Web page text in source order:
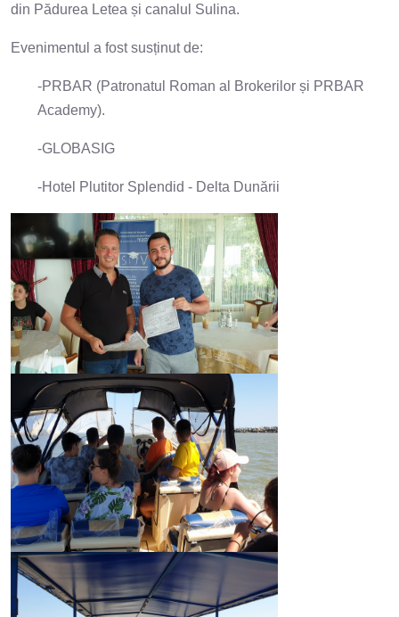
din Pădurea Letea și canalul Sulina.
Evenimentul a fost susținut de:
-PRBAR (Patronatul Roman al Brokerilor și PRBAR
Academy).
-GLOBASIG
-Hotel Plutitor Splendid - Delta Dunării